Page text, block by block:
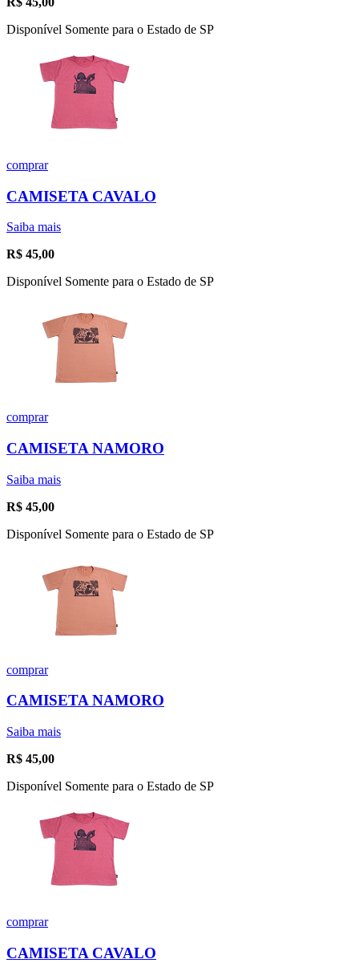
Disponível Somente para o Estado de SP
comprar
CAMISETA CAVALO
Saiba mais
R$ 45,00
Disponível Somente para o Estado de SP
comprar
CAMISETA NAMORO
Saiba mais
R$ 45,00
Disponível Somente para o Estado de SP
comprar
CAMISETA NAMORO
Saiba mais
R$ 45,00
Disponível Somente para o Estado de SP
comprar
CAMISETA CAVALO